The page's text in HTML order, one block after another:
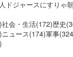
ドジャースにすりゃ
会・生活(172)歴史
ュース(174)軍事